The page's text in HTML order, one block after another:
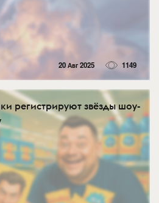
20 Авг 2025 1149
регистрируют звёзды шоу-